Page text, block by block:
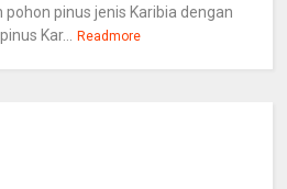
pinus jenis Karibia dengan
Kar... Readmore